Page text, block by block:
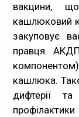
вакцини,
кашлюковий
закуповує
правця
кашлюка.
дифтерії